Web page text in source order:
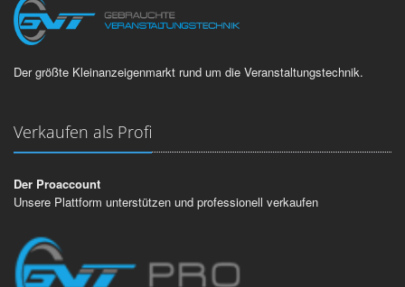
Der größte Kleinanzeigenmarkt rund um die Veranstaltungstechnik.
Verkaufen als Profi
Der Proaccount
Unsere Plattform unterstützen und professionell verkaufen